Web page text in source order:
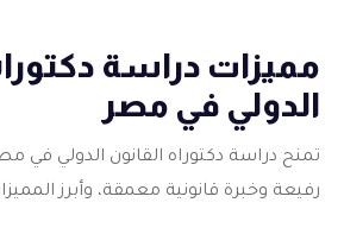
مميزات دراسة
الدولي في مصر
تمنح دراسة دكتوراه القانون الدولي في
رفيعة وخبرة قانونية معمقة، وأبرز